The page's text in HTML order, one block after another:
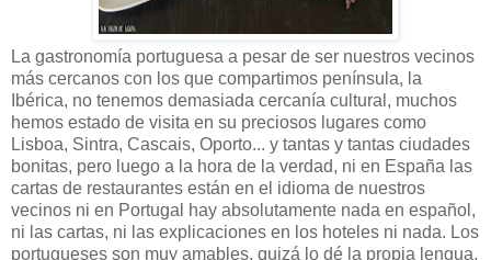
La gastronomía portuguesa a pesar de ser nuestros vecinos
más cercanos con los que compartimos península, la
Ibérica, no tenemos demasiada cercanía cultural, muchos
hemos estado de visita en su preciosos lugares como
Lisboa, Sintra, Cascais, Oporto... y tantas y tantas ciudades
bonitas, pero luego a la hora de la verdad, ni en España las
cartas de restaurantes están en el idioma de nuestros
vecinos ni en Portugal hay absolutamente nada en español,
ni las cartas, ni las explicaciones en los hoteles ni nada. Los
portugueses son muy amables, quizá lo dé la propia lengua,